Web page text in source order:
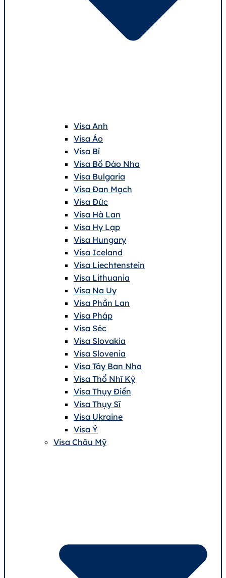
Visa Anh
Visa Áo
Visa Bỉ
Visa Bồ Đào Nha
Visa Bulgaria
Visa Đan Mạch
Visa Đức
Visa Hà Lan
Visa Hy Lạp
Visa Hungary
Visa Iceland
Visa Liechtenstein
Visa Lithuania
Visa Na Uy
Visa Phần Lan
Visa Pháp
Visa Séc
Visa Slovakia
Visa Slovenia
Visa Tây Ban Nha
Visa Thổ Nhĩ Kỳ
Visa Thụy Điển
Visa Thụy Sĩ
Visa Ukraine
Visa Ý
Visa Châu Mỹ